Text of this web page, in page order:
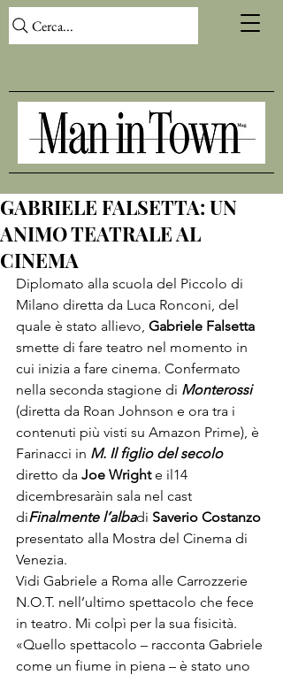
Cerca...
GABRIELE FALSETTA: UN
ANIMO TEATRALE AL
CINEMA
Diplomato alla scuola del Piccolo di
Milano diretta da Luca Ronconi, del
quale è stato allievo, Gabriele Falsetta
smette di fare teatro nel momento in
cui inizia a fare cinema. Confermato
nella seconda stagione di Monterossi
(diretta da Roan Johnson e ora tra i
contenuti più visti su Amazon Prime), è
Farinacci in M. Il figlio del secolo
diretto da Joe Wright e il14
dicembresaràin sala nel cast
diFinalmente l’albadi Saverio Costanzo
presentato alla Mostra del Cinema di
Venezia.
Vidi Gabriele a Roma alle Carrozzerie
N.O.T. nell’ultimo spettacolo che fece
in teatro. Mi colpì per la sua fisicità.
«Quello spettacolo – racconta Gabriele
come un fiume in piena – è stato uno